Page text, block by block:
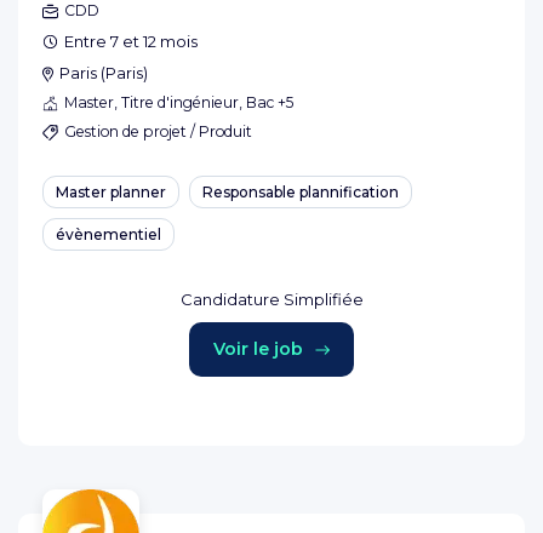
CDD
Entre 7 et 12 mois
Paris (Paris)
Master, Titre d'ingénieur, Bac +5
Gestion de projet / Produit
Master planner Responsable plannification
évènementiel
Candidature Simplifiée
Voir le job